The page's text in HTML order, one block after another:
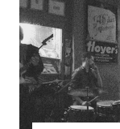
Allgemein